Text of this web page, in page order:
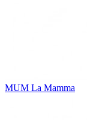
MUM La Mamma